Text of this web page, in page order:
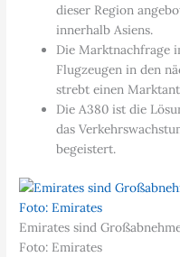
dieser Region
innerhalb Asiens.
Die Marktnachfrage
Flugzeugen in den
strebt einen
Die A380 ist die
das
begeistert.
Emirates sind
Foto: Emirates